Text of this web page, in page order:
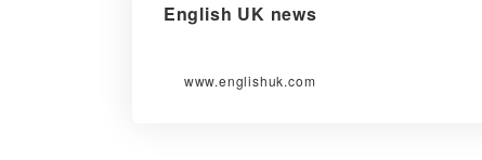
English UK news
www.englishuk.com